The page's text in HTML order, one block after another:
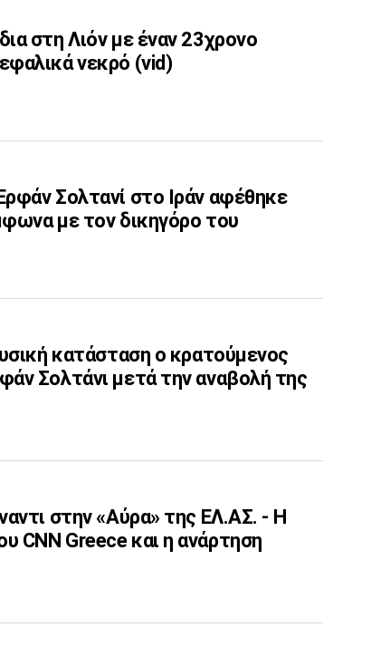
στη Λιόν με έναν 23χρονο
νεκρό (vid)
Σολτανί στο Ιράν αφέθηκε
με τον δικηγόρο του
κατάσταση ο κρατούμενος
Σολτάνι μετά την αναβολή της
στην «Αύρα» της ΕΛ.ΑΣ. - Η
CNN Greece και η ανάρτηση